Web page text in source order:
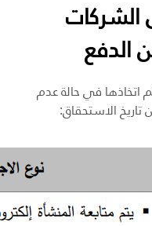
الشركات
الدفع
اتخاذها في حالة عدم
الاستحقاق: